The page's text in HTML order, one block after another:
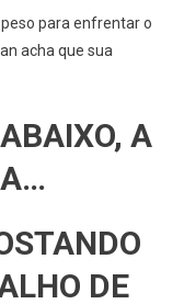
Lutou
Contra
Rápido
Quanto
para enfrentar o
acha que sua
A
DE